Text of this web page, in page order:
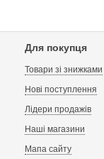
Для покупця
Товари зі знижками
Нові поступлення
Лідери продажів
Наші магазини
Мапа сайту